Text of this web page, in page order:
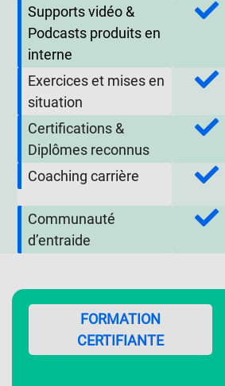
Supports vidéo &
Podcasts produits en
interne
Exercices et mises en
situation
Certifications &
Diplômes reconnus
Coaching carrière
Communauté
d’entraide
FORMATION
CERTIFIANTE